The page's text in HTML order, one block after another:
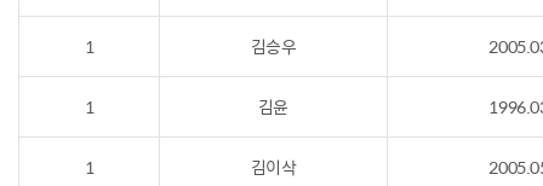
1 김승우
1 김윤
1 김이삭